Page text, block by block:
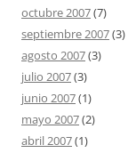
octubre 2007(7)
septiembre 2007(3)
agosto 2007(3)
julio 2007(3)
junio 2007(1)
mayo 2007(2)
abril 2007(1)